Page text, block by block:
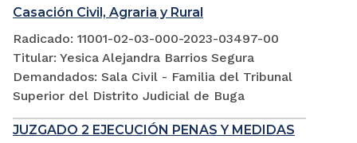
Casación Civil, Agraria y Rural
Radicado: 11001-02-03-000-2023-03497-00
Titular: Yesica Alejandra Barrios Segura
Demandados: Sala Civil - Familia del Tribunal
Superior del Distrito Judicial de Buga
JUZGADO 2 EJECUCIÓN PENAS Y MEDIDAS